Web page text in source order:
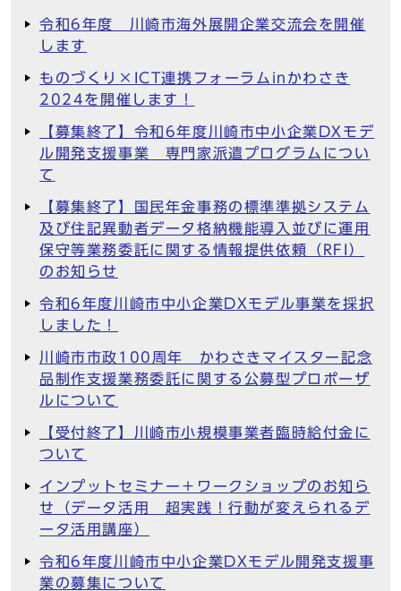
令和6年度 川崎市海外展開企業交流会を開催
します
ものづくり×ICT連携フォーラムinかわさき
2024を開催します！
【募集終了】令和6年度川崎市中小企業DXモデ
ル開発支援事業 専門家派遣プログラムについ
て
【募集終了】国民年金事務の標準準拠システム
及び住記異動者データ格納機能導入並びに運用
保守等業務委託に関する情報提供依頼（RFI）
のお知らせ
令和6年度川崎市中小企業DXモデル事業を採択
しました！
川崎市市政100周年 かわさきマイスター記念
品制作支援業務委託に関する公募型プロポーザ
ルについて
【受付終了】川崎市小規模事業者臨時給付金に
ついて
インプットセミナー＋ワークショップのお知ら
せ（データ活用 超実践！行動が変えられるデ
ータ活用講座）
令和6年度川崎市中小企業DXモデル開発支援事
業の募集について